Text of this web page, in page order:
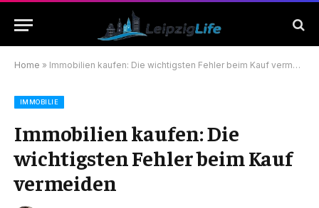
Home » Immobilien kaufen: Die wichtigsten Fehler beim Kauf vermeiden
IMMOBILIE
Immobilien kaufen: Die
wichtigsten Fehler beim Kauf
vermeiden